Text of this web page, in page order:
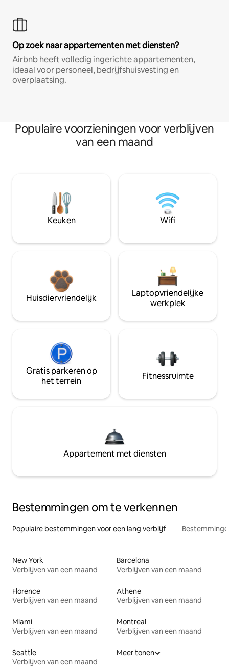
Op zoek naar appartementen met diensten?
Airbnb heeft volledig ingerichte appartementen,
ideaal voor personeel, bedrijfshuisvesting en
overplaatsing.
Populaire voorzieningen voor verblijven
van een maand
Keuken Wifi
Huisdiervriendelijk
Laptopvriendelijke
werkplek
Gratis parkeren op
het terrein
Fitnessruimte
Appartement met diensten
Bestemmingen om te verkennen
Populaire bestemmingen voor een lang verblijf
New York
Verblijven van een maand
Barcelona
Verblijven van een maand
Florence
Verblijven van een maand
Athene
Verblijven van een maand
Miami
Verblijven van een maand
Montreal
Verblijven van een maand
Seattle
Verblijven van een maand
Meer tonen